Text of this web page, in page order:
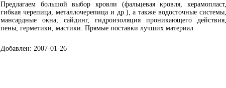
Предлагаем большой выбор кровли (фальцевая кровля, керамопласт,
гибкая черепица, металлочерепица и др.), а также водосточные системы,
мансардные окна, сайдинг, гидроизоляция проникающего действия,
пены, герметики, мастики. Прямые поставки лучших материал
Добавлен: 2007-01-26